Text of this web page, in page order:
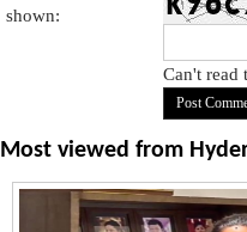
shown:
Can't
Most viewed from